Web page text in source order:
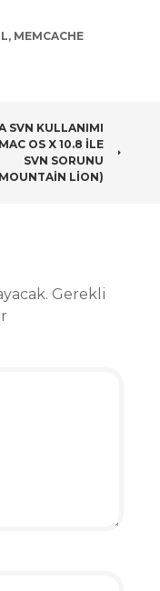
, MEMCACHE
SVN KULLANIMI
OS X 10.8 ILE
SVN SORUNU
LION)
Gerekli